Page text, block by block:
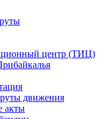
центр (ТИЦ)
движения
акты